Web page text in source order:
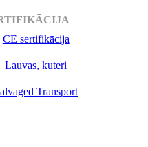
CE sertifikācija
Lauvas, kuteri
Transport